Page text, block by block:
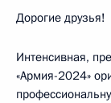
Дорогие друзья!
Интенсивная,
«Армия-2024»